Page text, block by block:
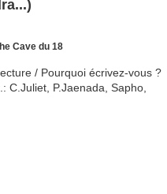
Cave du 18